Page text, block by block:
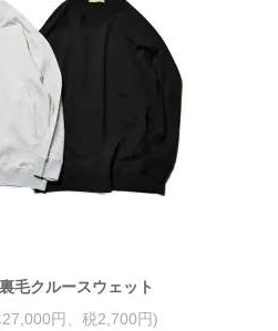
毛クルースウェット
円、税2,700円)